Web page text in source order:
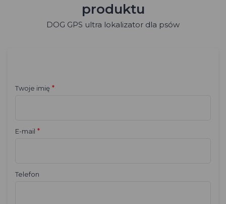
produktu
DOG GPS ultra lokalizator dla psów
Twoje imię *
E-mail *
Telefon